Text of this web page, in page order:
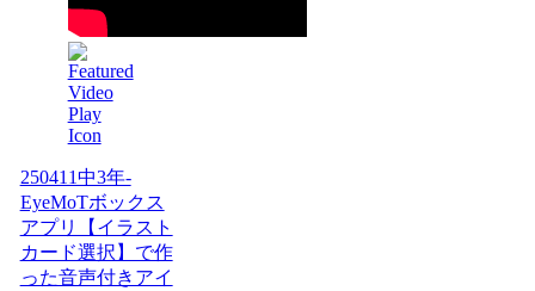
250411中3年-
EyeMoTボックス
アプリ【イラスト
カード選択】で作
った音声付きアイ